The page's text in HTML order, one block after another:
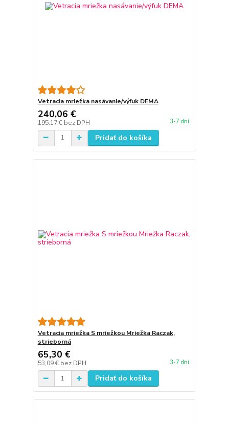
Vetracia mriežka nasávanie/výfuk DEMA
240,06 €
195,17 € bez DPH 3-7 dní
Pridať do košíka
Vetracia mriežka S mriežkou Mriežka Raczak,
strieborná
65,30 €
53,09 € bez DPH 3-7 dní
Pridať do košíka